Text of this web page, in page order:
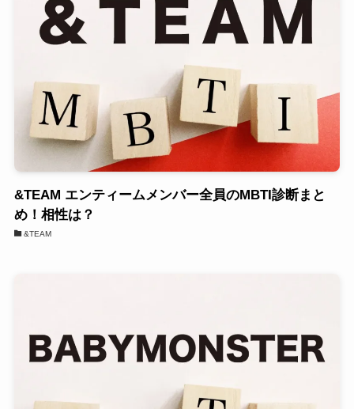
&TEAM エンティームメンバー全員のMBTI診断まと
め！相性は？
&TEAM